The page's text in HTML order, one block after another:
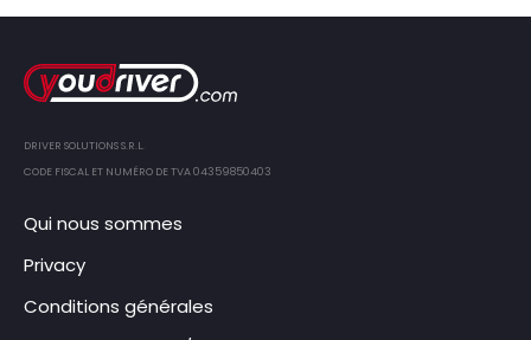
DRIVER SOLUTIONS S.R.L.
CODE FISCAL ET NUMÉRO DE TVA 04359850403
Qui nous sommes
Privacy
Conditions générales